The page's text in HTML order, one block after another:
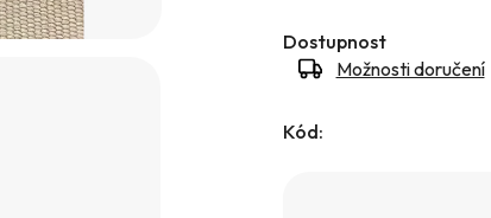
Dostupnost
Možnosti doručení
Kód: